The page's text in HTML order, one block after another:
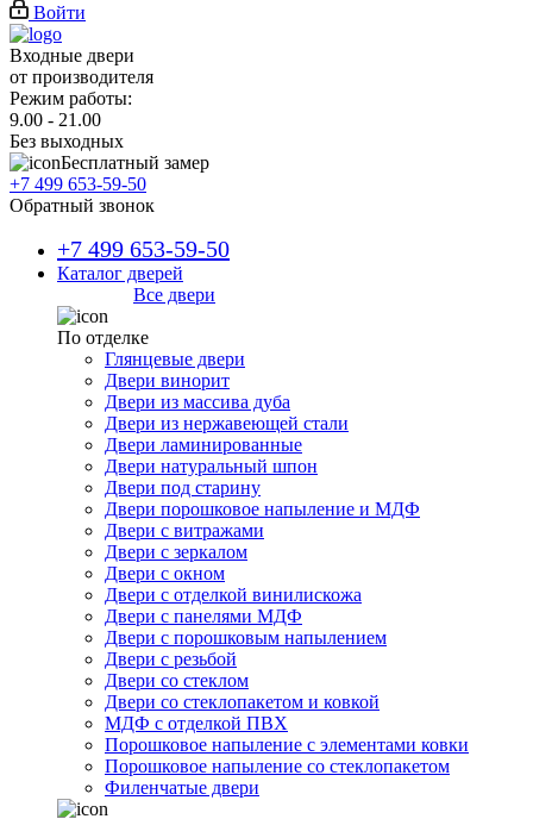
Войти
Входные двери
от производителя
Режим работы:
9.00 - 21.00
Без выходных
Бесплатный замер
+7 499 653-59-50
Обратный звонок
+7 499 653-59-50
Каталог дверей
Все двери
По отделке
Глянцевые двери
Двери винорит
Двери из массива дуба
Двери из нержавеющей стали
Двери ламинированные
Двери натуральный шпон
Двери под старину
Двери порошковое напыление и МДФ
Двери с витражами
Двери с зеркалом
Двери с окном
Двери с отделкой винилискожа
Двери с панелями МДФ
Двери с порошковым напылением
Двери с резьбой
Двери со стеклом
Двери со стеклопакетом и ковкой
МДФ с отделкой ПВХ
Порошковое напыление с элементами ковки
Порошковое напыление со стеклопакетом
Филенчатые двери